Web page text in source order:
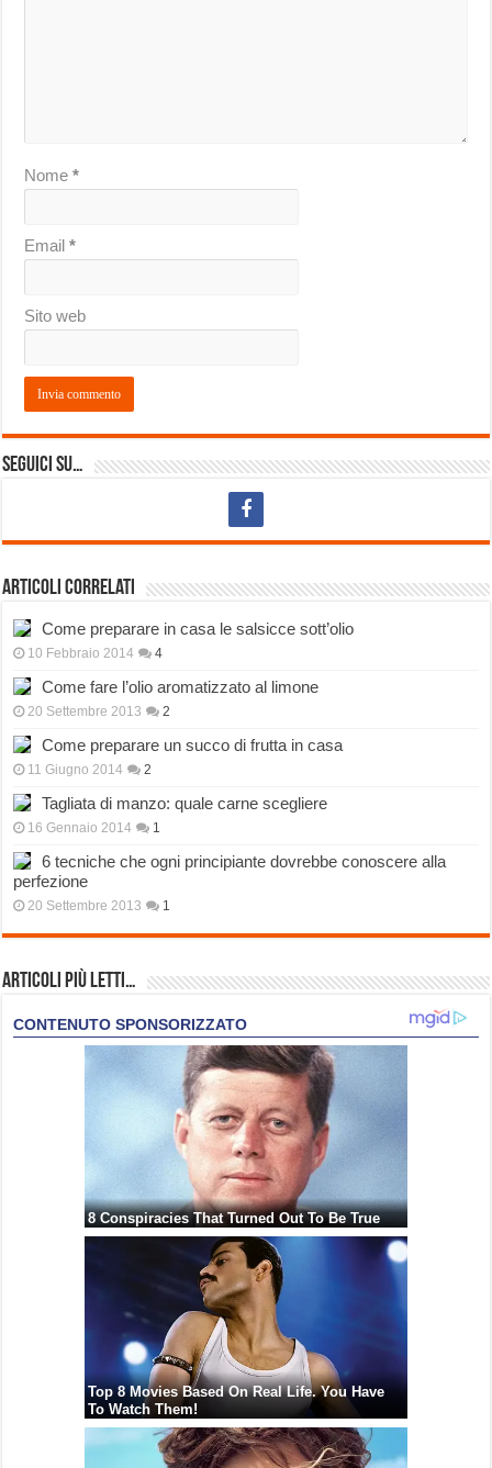
Nome*
Email*
Sito web
Seguici su…
Articoli correlati
Come preparare in casa le salsicce sott’olio
10 Febbraio 2014 4
Come fare l’olio aromatizzato al limone
20 Settembre 2013 2
Come preparare un succo di frutta in casa
11 Giugno 2014 2
Tagliata di manzo: quale carne scegliere
16 Gennaio 2014 1
6 tecniche che ogni principiante dovrebbe conoscere alla
perfezione
20 Settembre 2013 1
Articoli più Letti…